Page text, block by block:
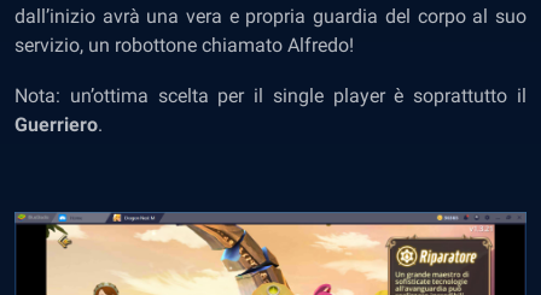
dall’inizio avrà una vera e propria guardia del corpo al suo
servizio, un robottone chiamato Alfredo!
Nota: un’ottima scelta per il single player è soprattutto il
Guerriero.